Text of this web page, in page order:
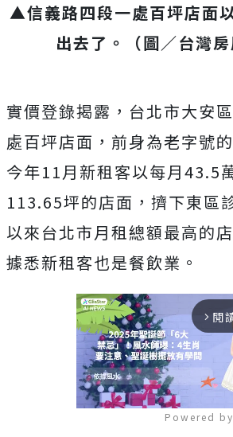
▲信義路四段一處百坪店面
出去了。（圖／台灣房
實價登錄揭露，台北市大安
處百坪店面，前身為老字號
今年11月新租客以每月43.5
113.65坪的店面，擠下東區
以來台北市月租總額最高的
據悉新租客也是餐飲業。
arrow_forward_ios 閱
Powered by